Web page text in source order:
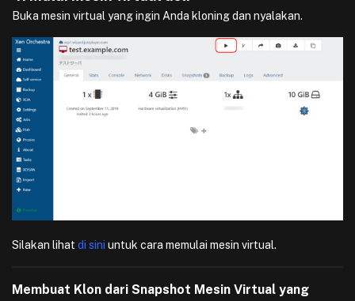
Buka mesin virtual yang ingin Anda kloning dan nyalakan.
Silakan lihat di sini untuk cara memulai mesin virtual.
Membuat Klon dari Snapshot Mesin Virtual yang